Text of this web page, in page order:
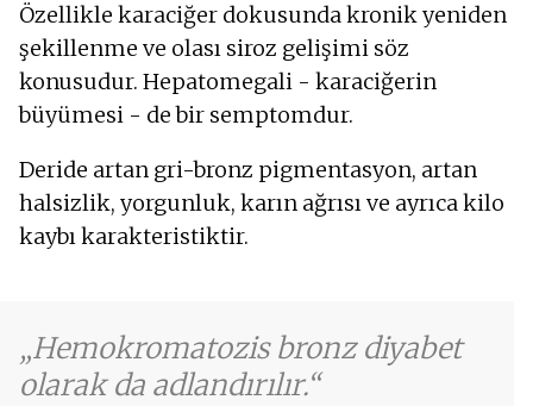
Özellikle karaciğer dokusunda kronik yeniden
şekillenme ve olası siroz gelişimi söz
konusudur. Hepatomegali - karaciğerin
büyümesi - de bir semptomdur.
Deride artan gri-bronz pigmentasyon, artan
halsizlik, yorgunluk, karın ağrısı ve ayrıca kilo
kaybı karakteristiktir.
Hemokromatozis bronz diyabet
olarak da adlandırılır.